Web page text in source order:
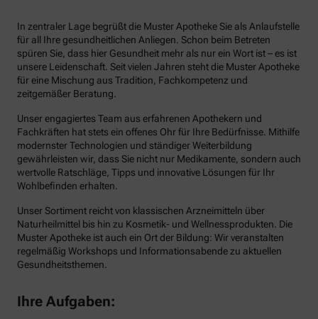
In zentraler Lage begrüßt die Muster Apotheke Sie als Anlaufstelle
für all Ihre gesundheitlichen Anliegen. Schon beim Betreten
spüren Sie, dass hier Gesundheit mehr als nur ein Wort ist – es ist
unsere Leidenschaft. Seit vielen Jahren steht die Muster Apotheke
für eine Mischung aus Tradition, Fachkompetenz und
zeitgemäßer Beratung.
Unser engagiertes Team aus erfahrenen Apothekern und
Fachkräften hat stets ein offenes Ohr für Ihre Bedürfnisse. Mithilfe
modernster Technologien und ständiger Weiterbildung
gewährleisten wir, dass Sie nicht nur Medikamente, sondern auch
wertvolle Ratschläge, Tipps und innovative Lösungen für Ihr
Wohlbefinden erhalten.
Unser Sortiment reicht von klassischen Arzneimitteln über
Naturheilmittel bis hin zu Kosmetik- und Wellnessprodukten. Die
Muster Apotheke ist auch ein Ort der Bildung: Wir veranstalten
regelmäßig Workshops und Informationsabende zu aktuellen
Gesundheitsthemen.
Ihre Aufgaben: